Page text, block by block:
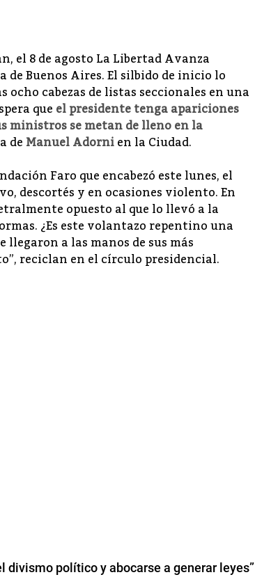
el 8 de agosto La Libertad Avanza
Buenos Aires. El silbido de inicio lo
cabezas de listas seccionales en una
queel presidente tenga apariciones
ministros se metan de lleno en la
deManuel Adornien la Ciudad.
Faro que encabezó este lunes, el
descortés y en ocasiones violento. En
opuesto al que lo llevó a la
¿Es este volantazo repentino una
a las manos de sus más
reciclan en el círculo presidencial.
divismo político y abocarse a generar leyes”